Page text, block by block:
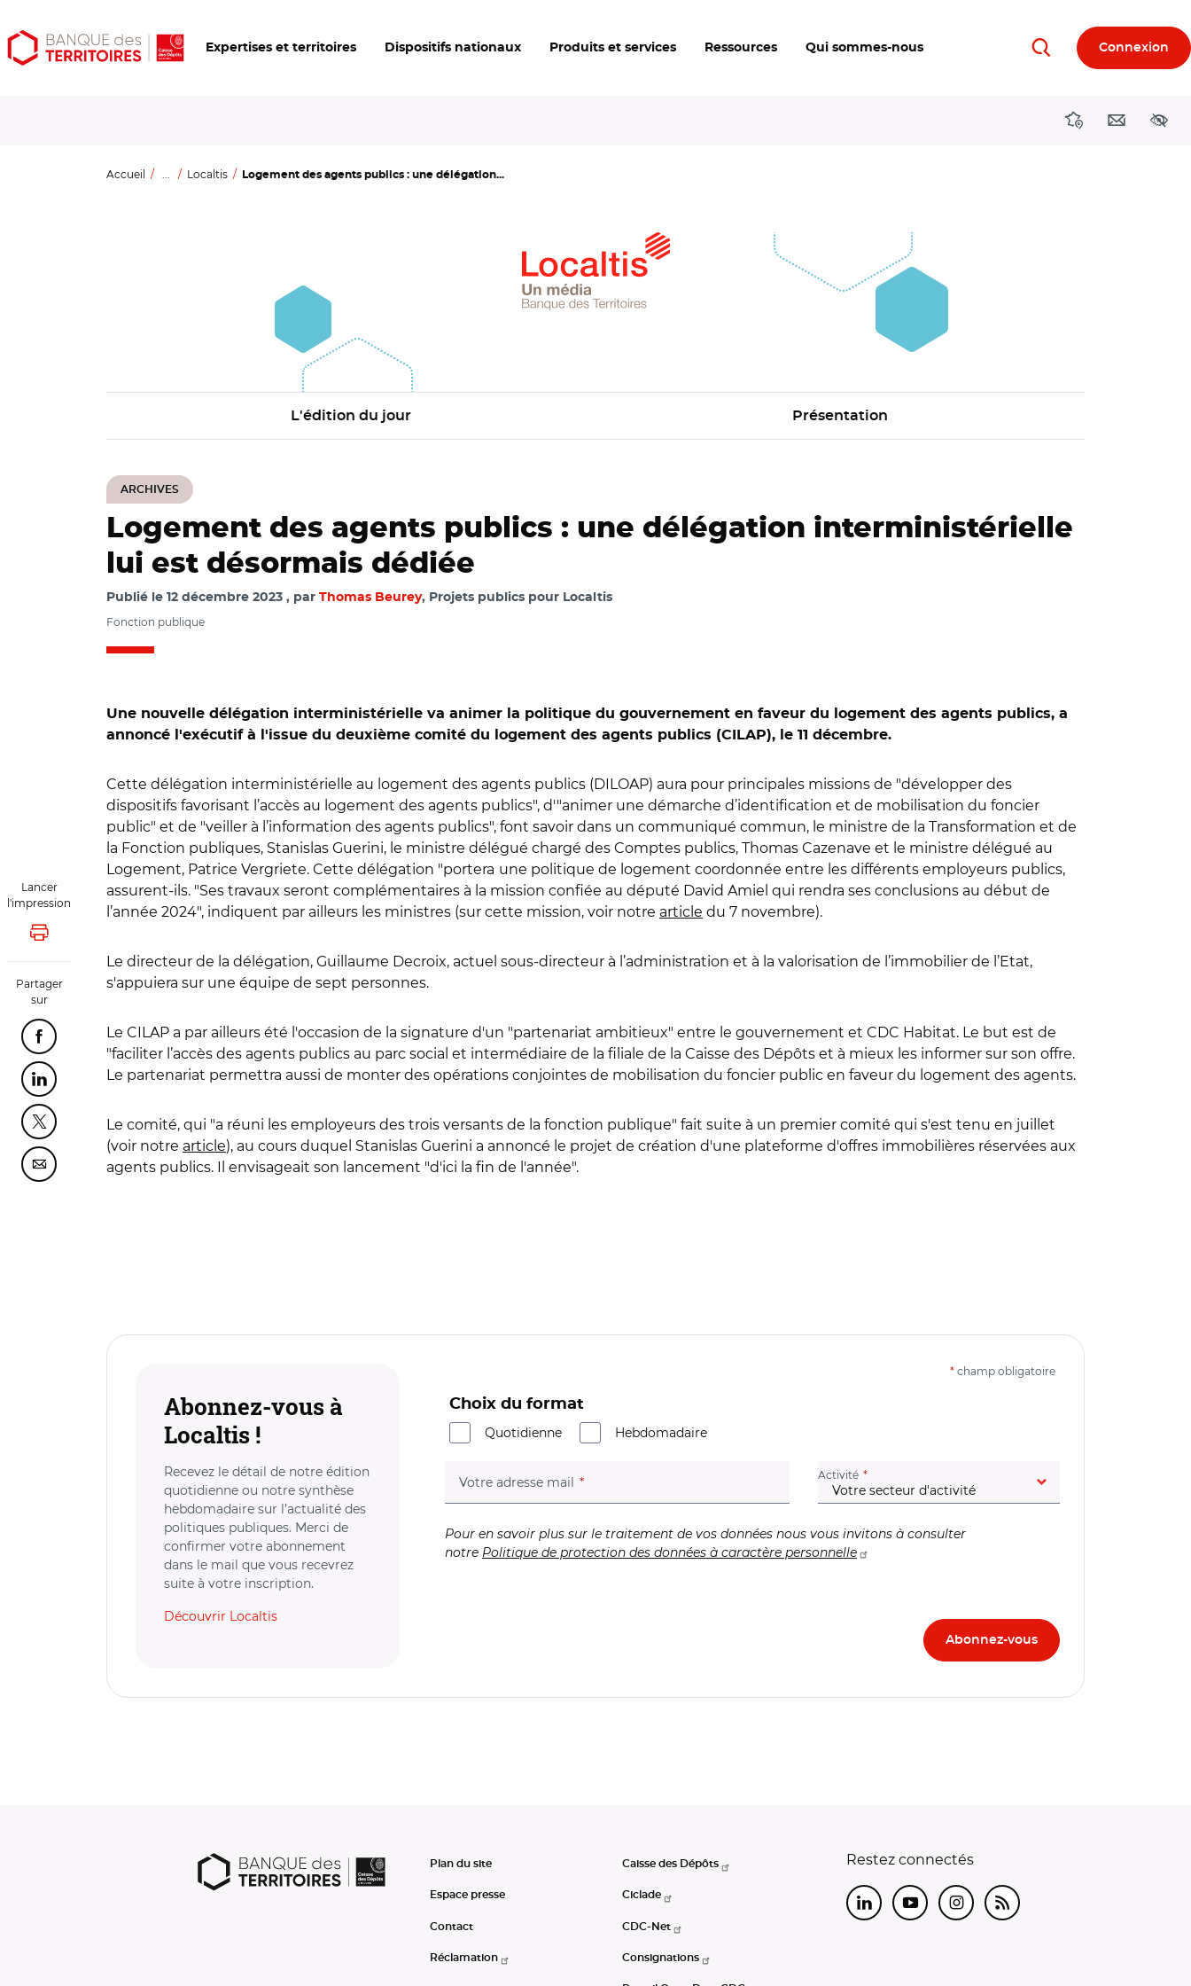
Aller
au
Aller
au
Ouvrir
les
Expertises et territoires Dispositifs nationaux Produits et services Ressources Qui sommes-nous RechercherConnexion
DirectionsContact
Accueil ... Localtis Logement des agents publics : une délégation...
L'édition du jour Présentation
ARCHIVES
Lancer
l'impression
Lancer l'impression
Partager
sur
Partager cette page sur Facebook
Partager cette page sur Linkedin
Partager cette page sur Twitter
Partager cette page sur Courriel
Logement des agents publics : une délégation interministérielle
lui est désormais dédiée
Publié le 12 décembre 2023 par Thomas Beurey, Projets publics pour Localtis
Fonction publique
Une nouvelle délégation interministérielle va animer la politique du gouvernement en faveur du logement des agents publics, a
annoncé l'exécutif à l'issue du deuxième comité du logement des agents publics (CILAP), le 11 décembre.
Cette délégation interministérielle au logement des agents publics (DILOAP) aura pour principales missions de "développer des
dispositifs favorisant l’accès au logement des agents publics", d'"animer une démarche d’identification et de mobilisation du foncier
public" et de "veiller à l’information des agents publics", font savoir dans un communiqué commun, le ministre de la Transformation et de
la Fonction publiques, Stanislas Guerini, le ministre délégué chargé des Comptes publics, Thomas Cazenave et le ministre délégué au
Logement, Patrice Vergriete. Cette délégation "portera une politique de logement coordonnée entre les différents employeurs publics,
assurent-ils. "Ses travaux seront complémentaires à la mission confiée au député David Amiel qui rendra ses conclusions au début de
l’année 2024", indiquent par ailleurs les ministres (sur cette mission, voir notre article du 7 novembre).
Le directeur de la délégation, Guillaume Decroix, actuel sous-directeur à l’administration et à la valorisation de l’immobilier de l’Etat,
s'appuiera sur une équipe de sept personnes.
Le CILAP a par ailleurs été l'occasion de la signature d'un "partenariat ambitieux" entre le gouvernement et CDC Habitat. Le but est de
"faciliter l’accès des agents publics au parc social et intermédiaire de la filiale de la Caisse des Dépôts et à mieux les informer sur son offre.
Le partenariat permettra aussi de monter des opérations conjointes de mobilisation du foncier public en faveur du logement des agents.
Le comité, qui "a réuni les employeurs des trois versants de la fonction publique" fait suite à un premier comité qui s'est tenu en juillet
(voir notre article), au cours duquel Stanislas Guerini a annoncé le projet de création d'une plateforme d'offres immobilières réservées aux
agents publics. Il envisageait son lancement "d'ici la fin de l'année".
Abonnez-vous à
Localtis !
Recevez le détail de notre édition
quotidienne ou notre synthèse
hebdomadaire sur l’actualité des
politiques publiques. Merci de
confirmer votre abonnement
dans le mail que vous recevrez
suite à votre inscription.
Découvrir Localtis
* champ obligatoire
Choix du format
Quotidienne
Hebdomadaire
Votre adresse mail (champ obligatoire) Activité (champ obligatoire)
Pour en savoir plus sur le traitement de vos données nous vous invitons à consulter
notre Politique de protection des données à caractère personnelle
Plan du site
Espace presse
Contact
Réclamation
Caisse des Dépôts
Ciclade
CDC-Net
Consignations
Restez connectés
LinkedInYoutubeInstagram
RSS